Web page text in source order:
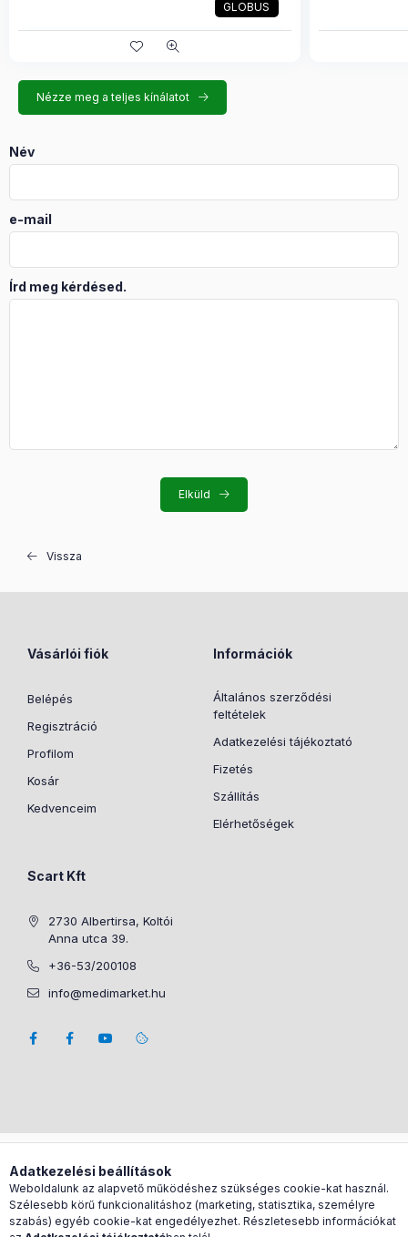
GLOBUS
Nézze meg a teljes kínálatot
Név
e-mail
Írd meg kérdésed.
Elküld
Vissza
Vásárlói fiók
Belépés
Regisztráció
Profilom
Kosár
Kedvenceim
Információk
Általános szerződési
feltételek
Adatkezelési tájékoztató
Fizetés
Szállítás
Elérhetőségek
Scart Kft
2730 Albertirsa, Koltói
Anna utca 39.
+36-53/200108
info@medimarket.hu
Árukereső.hu
Adatkezelési beállítások
Weboldalunk az alapvető működéshez szükséges cookie-kat használ.
Szélesebb körű funkcionalitáshoz (marketing, statisztika, személyre
szabás) egyéb cookie-kat engedélyezhet. Részletesebb információkat